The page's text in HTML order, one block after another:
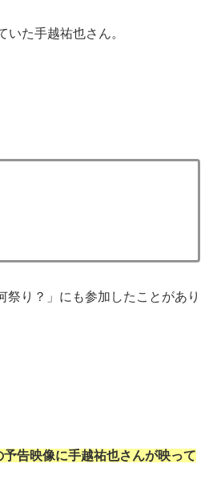
た手越祐也さん。
り？」にも参加したことがあり
予告映像に手越祐也さんが映って